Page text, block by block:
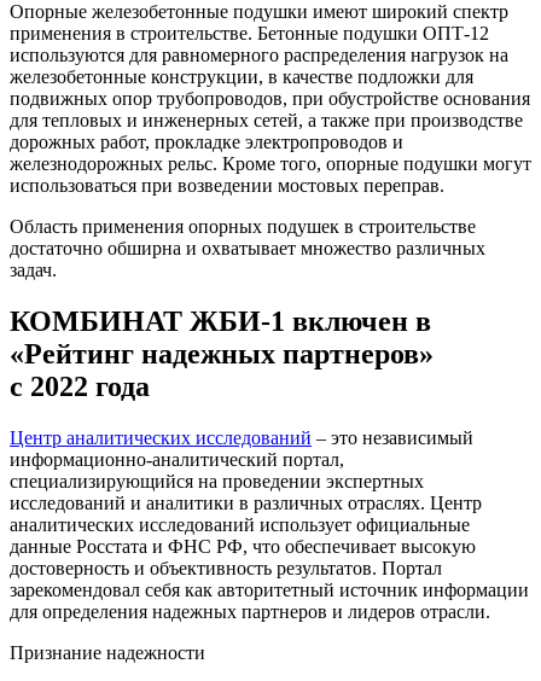
Опорные железобетонные подушки имеют широкий спектр
применения в строительстве. Бетонные подушки ОПТ-12
используются для равномерного распределения нагрузок на
железобетонные конструкции, в качестве подложки для
подвижных опор трубопроводов, при обустройстве основания
для тепловых и инженерных сетей, а также при производстве
дорожных работ, прокладке электропроводов и
железнодорожных рельс. Кроме того, опорные подушки могут
использоваться при возведении мостовых переправ.
Область применения опорных подушек в строительстве
достаточно обширна и охватывает множество различных
задач.
КОМБИНАТ ЖБИ-1 включен в
«Рейтинг надежных партнеров»
с 2022 года
Центр аналитических исследований – это независимый
информационно-аналитический портал,
специализирующийся на проведении экспертных
исследований и аналитики в различных отраслях. Центр
аналитических исследований использует официальные
данные Росстата и ФНС РФ, что обеспечивает высокую
достоверность и объективность результатов. Портал
зарекомендовал себя как авторитетный источник информации
для определения надежных партнеров и лидеров отрасли.
Признание надежности